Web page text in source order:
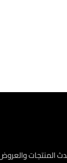
المنتجات